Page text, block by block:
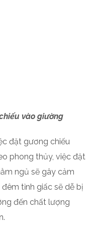
vào giường
đặt gương chiếu
phong thủy, việc đặt
ngủ sẽ gây cảm
đêm tỉnh giấc sẽ dễ bị
đến chất lượng